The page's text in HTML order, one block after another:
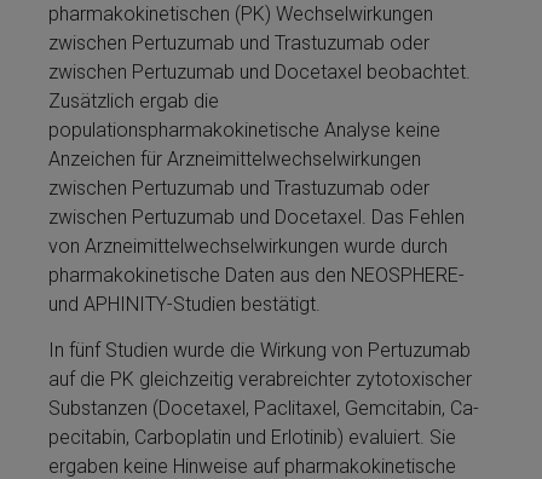
pharmakokinetischen (PK) Wechselwirkungen
zwischen Per­tu­zu­mab und Tras­tu­zu­mab oder
zwischen Per­tu­zu­mab und Docetaxel be­ob­ach­tet.
Zusätzlich ergab die
populationspharmakokinetische Analyse keine
Anzeichen für Arzneimit­telwechselwirkungen
zwischen Per­tu­zu­mab und Tras­tu­zu­mab oder
zwischen Per­tu­zu­mab und Docetaxel. Das Fehlen
von Arzneimit­telwechselwirkungen wurde durch
pharmakokinetische Daten aus den NEOSPHERE-
und APHINITY-Studien bestätigt.
In fünf Studien wurde die Wirkung von Per­tu­zu­mab
auf die PK gleichzeitig verabreichter zytotoxischer
Sub­stan­zen (Docetaxel, Paclitaxel, Gem­ci­ta­bin, Ca­
pe­cit­a­bin, Car­bo­pla­tin und Er­lo­ti­nib) evaluiert. Sie
ergaben keine Hinweise auf pharmakokinetische